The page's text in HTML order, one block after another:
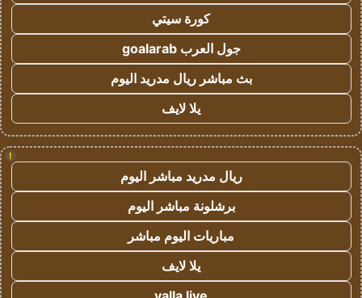
كورة سيتي
جول العرب goalarab
بث مباشر ريال مدريد اليوم
يلا لايف
!
ريال مدريد مباشر اليوم
برشلونة مباشر اليوم
مباريات اليوم مباشر
يلا لايف